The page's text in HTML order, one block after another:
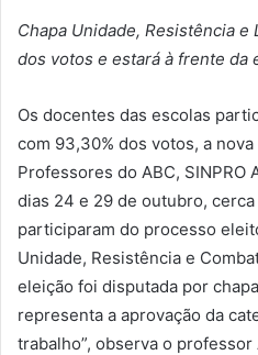
Chapa Unidade, Resistência
dos votos e estará à frente da
Os docentes das escolas
com 93,30% dos votos, a
Professores do ABC, SINPRO
dias 24 e 29 de outubro,
participaram do processo
Unidade, Resistência e
eleição foi disputada por
representa a aprovação da
trabalho”, observa o